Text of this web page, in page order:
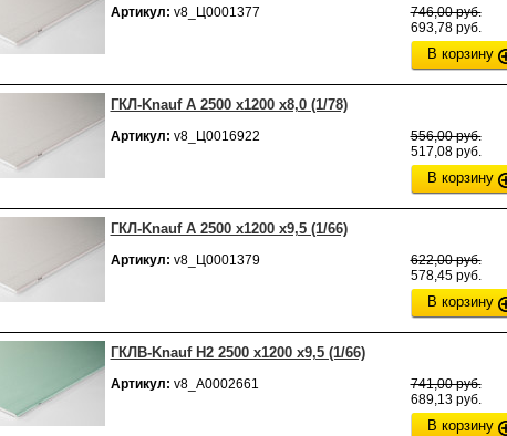
Артикул: v8_Ц0001377
746,00 руб.
693,78 руб.
В корзину
ГКЛ-Knauf А 2500 х1200 х8,0 (1/78)
Артикул: v8_Ц0016922
556,00 руб.
517,08 руб.
В корзину
ГКЛ-Knauf А 2500 х1200 х9,5 (1/66)
Артикул: v8_Ц0001379
622,00 руб.
578,45 руб.
В корзину
ГКЛВ-Knauf H2 2500 х1200 х9,5 (1/66)
Артикул: v8_А0002661
741,00 руб.
689,13 руб.
В корзину